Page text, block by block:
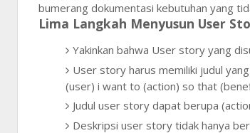
bumerang dokumentasi kebutuhan yang
Lima Langkah Menyusun User
Yakinkan bahwa User story yang
User story harus memiliki judul
(user) i want to (action) so that
Judul user story dapat berupa
Deskripsi user story tidak hanya